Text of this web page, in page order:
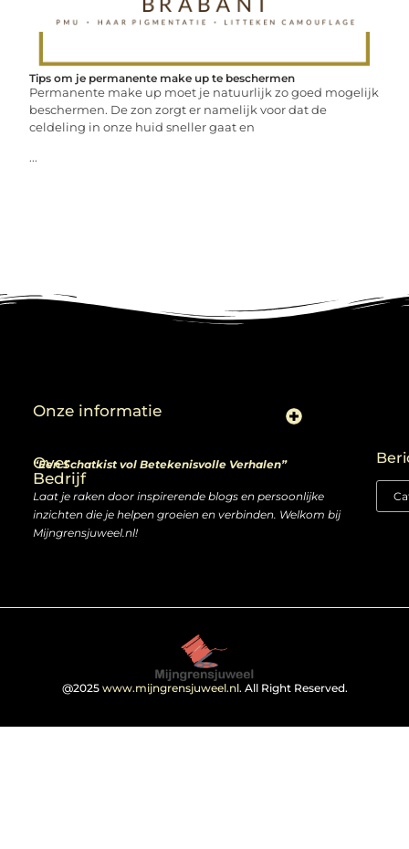
Tips om je permanente make up te beschermen
Permanente make up moet je natuurlijk zo goed mogelijk
beschermen. De zon zorgt er namelijk voor dat de
celdeling in onze huid sneller gaat en
...
Over
Bedrijf
“Een Schatkist vol Betekenisvolle Verhalen”
Laat je raken door inspirerende blogs en persoonlijke
inzichten die je helpen groeien en verbinden. Welkom bij
Mijngrensjuweel.nl!
Onze informatie
@2025 www.mijngrensjuweel.nl. All Right Reserved.